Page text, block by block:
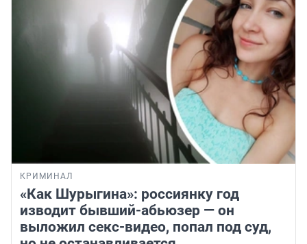
КРИМИНАЛ
«Как Шурыгина»: россиянку год
изводит бывший-абьюзер — он
выложил секс-видео, попал под суд,